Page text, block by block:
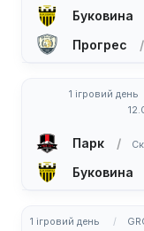
Буковина
Прогрес
1 ігровий день
Парк
Буковина
1 ігровий день